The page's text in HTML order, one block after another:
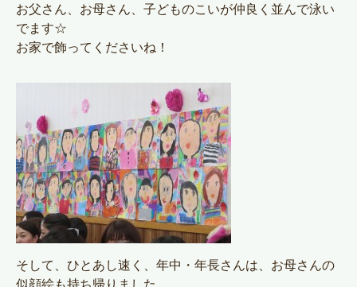
お父さん、お母さん、子どものこいが仲良く並んで泳い
でます☆
お家で飾ってくださいね！
そして、ひとあし速く、年中・年長さんは、お母さんの
似顔絵も持ち帰りました。